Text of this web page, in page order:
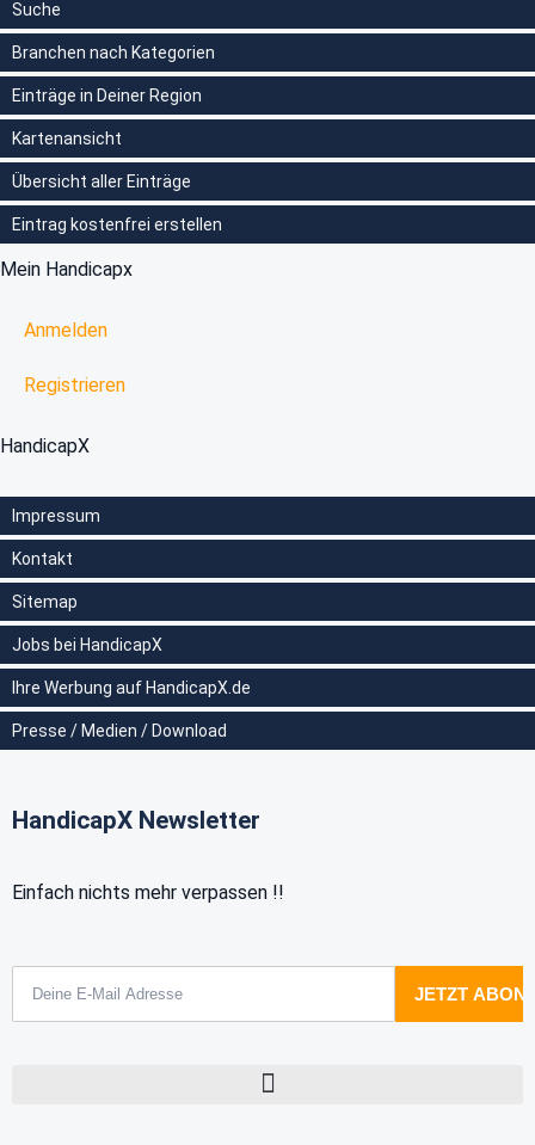
Suche
Branchen nach Kategorien
Einträge in Deiner Region
Kartenansicht
Übersicht aller Einträge
Eintrag kostenfrei erstellen
Mein Handicapx
Anmelden
Registrieren
HandicapX
Impressum
Kontakt
Sitemap
Jobs bei HandicapX
Ihre Werbung auf HandicapX.de
Presse / Medien / Download
HandicapX Newsletter
Einfach nichts mehr verpassen !!